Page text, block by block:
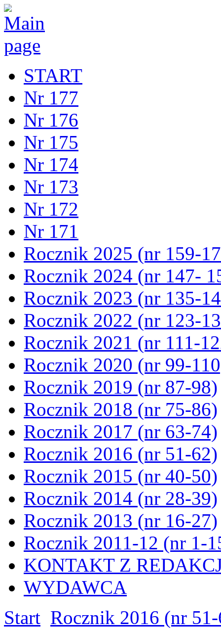
START
Nr 177
Nr 176
Nr 175
Nr 174
Nr 173
Nr 172
Nr 171
Rocznik 2025 (nr 159-
Rocznik 2024 (nr 147-
Rocznik 2023 (nr 135-
Rocznik 2022 (nr 123-
Rocznik 2021 (nr 111-
Rocznik 2020 (nr 99-
Rocznik 2019 (nr 87-98)
Rocznik 2018 (nr 75-86)
Rocznik 2017 (nr 63-74)
Rocznik 2016 (nr 51-62)
Rocznik 2015 (nr 40-50)
Rocznik 2014 (nr 28-39)
Rocznik 2013 (nr 16-27)
Rocznik 2011-12 (nr 1-
KONTAKT Z
WYDAWCA
Start Rocznik 2016 (nr